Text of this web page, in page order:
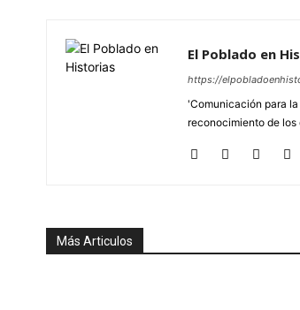
El Poblado en
https://
'Comunicación para
reconocimiento de
Más Articulos